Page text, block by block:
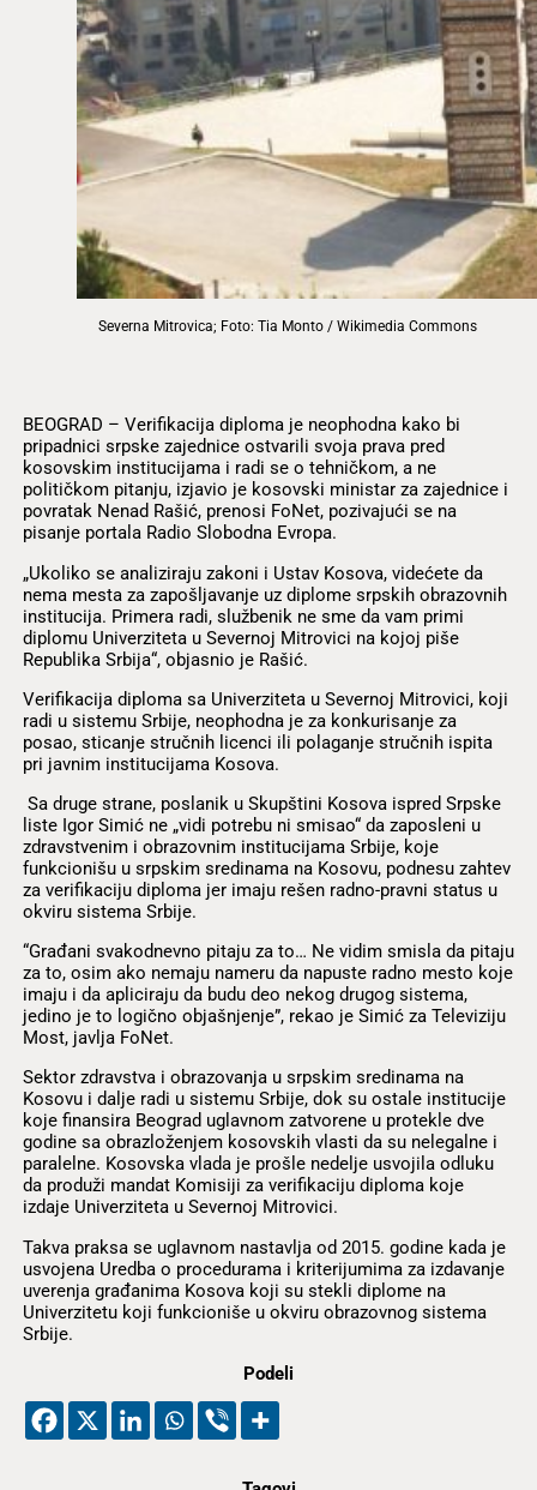
Severna Mitrovica; Foto: Tia Monto / Wikimedia Commons
BEOGRAD – Verifikacija diploma je neophodna kako bi
pripadnici srpske zajednice ostvarili svoja prava pred
kosovskim institucijama i radi se o tehničkom, a ne
političkom pitanju, izjavio je kosovski ministar za zajednice i
povratak Nenad Rašić, prenosi FoNet, pozivajući se na
pisanje portala Radio Slobodna Evropa.
„Ukoliko se analiziraju zakoni i Ustav Kosova, videćete da
nema mesta za zapošljavanje uz diplome srpskih obrazovnih
institucija. Primera radi, službenik ne sme da vam primi
diplomu Univerziteta u Severnoj Mitrovici na kojoj piše
Republika Srbija“, objasnio je Rašić.
Verifikacija diploma sa Univerziteta u Severnoj Mitrovici, koji
radi u sistemu Srbije, neophodna je za konkurisanje za
posao, sticanje stručnih licenci ili polaganje stručnih ispita
pri javnim institucijama Kosova.
Sa druge strane, poslanik u Skupštini Kosova ispred Srpske
liste Igor Simić ne „vidi potrebu ni smisao“ da zaposleni u
zdravstvenim i obrazovnim institucijama Srbije, koje
funkcionišu u srpskim sredinama na Kosovu, podnesu zahtev
za verifikaciju diploma jer imaju rešen radno-pravni status u
okviru sistema Srbije.
“Građani svakodnevno pitaju za to… Ne vidim smisla da pitaju
za to, osim ako nemaju nameru da napuste radno mesto koje
imaju i da apliciraju da budu deo nekog drugog sistema,
jedino je to logično objašnjenje”, rekao je Simić za Televiziju
Most, javlja FoNet.
Sektor zdravstva i obrazovanja u srpskim sredinama na
Kosovu i dalje radi u sistemu Srbije, dok su ostale institucije
koje finansira Beograd uglavnom zatvorene u protekle dve
godine sa obrazloženjem kosovskih vlasti da su nelegalne i
paralelne. Kosovska vlada je prošle nedelje usvojila odluku
da produži mandat Komisiji za verifikaciju diploma koje
izdaje Univerziteta u Severnoj Mitrovici.
Takva praksa se uglavnom nastavlja od 2015. godine kada je
usvojena Uredba o procedurama i kriterijumima za izdavanje
uverenja građanima Kosova koji su stekli diplome na
Univerzitetu koji funkcioniše u okviru obrazovnog sistema
Srbije.
Podeli